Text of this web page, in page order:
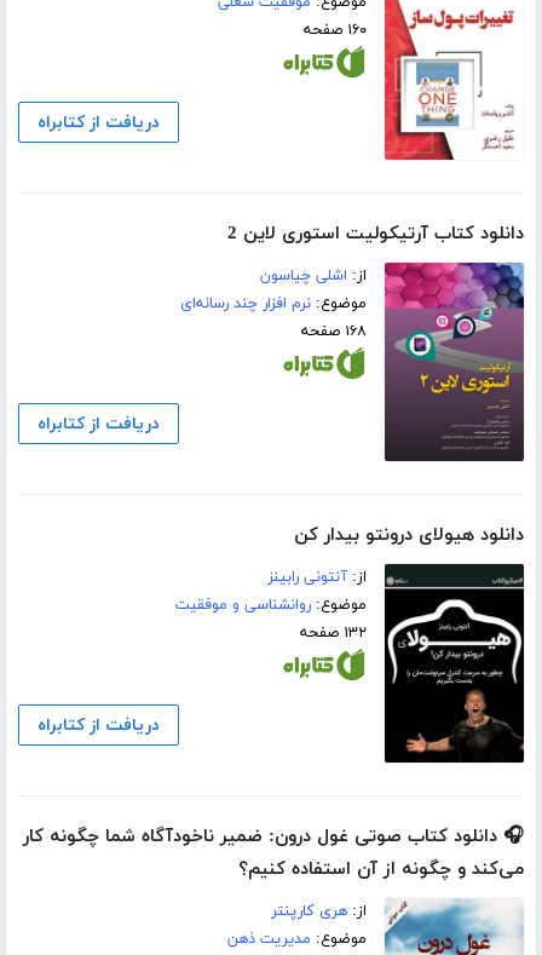
۱۶۰ صفحه
دریافت از کتابراه
دانلود کتاب آرتیکولیت استوری لاین 2
از: اشلی چیاسون
موضوع:نرم افزار چند رسانه‌ای
۱۶۸ صفحه
دریافت از کتابراه
دانلود هیولای درونتو بیدار کن
از:آنتونی رابینز
موضوع:روانشناسی و موفقیت
۱۳۲ صفحه
دریافت از کتابراه
🎧 دانلود کتاب صوتی غول درون: ضمیر ناخودآگاه شما چگونه کار
می‌کند و چگونه از آن استفاده کنیم؟
از:هری کارپنتر
موضوع: مدیریت ذهن